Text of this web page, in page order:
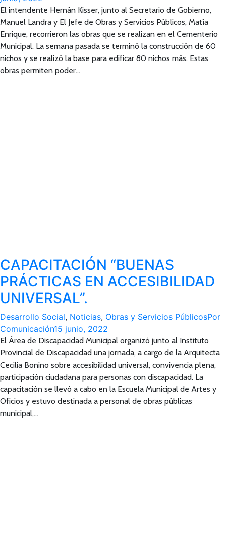
El intendente Hernán Kisser, junto al Secretario de Gobierno,
Manuel Landra y El Jefe de Obras y Servicios Públicos, Matía
Enrique, recorrieron las obras que se realizan en el Cementerio
Municipal. La semana pasada se terminó la construcción de 60
nichos y se realizó la base para edificar 80 nichos más. Estas
obras permiten poder…
CAPACITACIÓN “BUENAS
PRÁCTICAS EN ACCESIBILIDAD
UNIVERSAL”.
Desarrollo Social, Noticias, Obras y Servicios PúblicosPor
Comunicación15 junio, 2022
El Área de Discapacidad Municipal organizó junto al Instituto
Provincial de Discapacidad una jornada, a cargo de la Arquitecta
Cecilia Bonino sobre accesibilidad universal, convivencia plena,
participación ciudadana para personas con discapacidad. La
capacitación se llevó a cabo en la Escuela Municipal de Artes y
Oficios y estuvo destinada a personal de obras públicas
municipal,…